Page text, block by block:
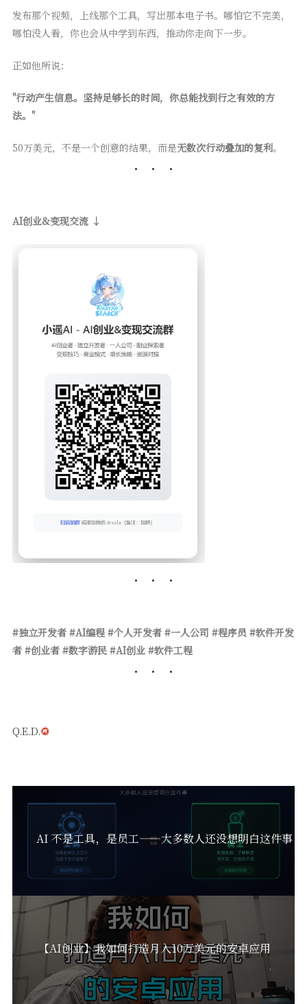
发布那个视频，上线那个工具，写出那本电子书。哪怕它不完美，
哪怕没人看，你也会从中学到东西，推动你走向下一步。
正如他所说：
"行动产生信息。坚持足够长的时间，你总能找到行之有效的方
法。"
50万美元，不是一个创意的结果，而是无数次行动叠加的复利。
AI创业&变现交流 ↓
#独立开发者 #AI编程 #个人开发者 #一人公司 #程序员 #软件开发
者 #创业者 #数字游民 #AI创业 #软件工程
Q.E.D.
AI 不是工具，是员工——大多数人还没想明白这件事
【AI创业】我如何打造月入10万美元的安卓应用